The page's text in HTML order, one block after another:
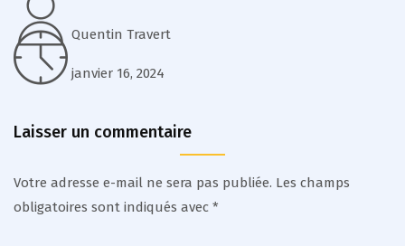
Quentin Travert
janvier 16, 2024
Laisser un commentaire
Votre adresse e-mail ne sera pas publiée. Les champs
obligatoires sont indiqués avec *